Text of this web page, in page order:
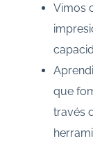
Vimos
que
través